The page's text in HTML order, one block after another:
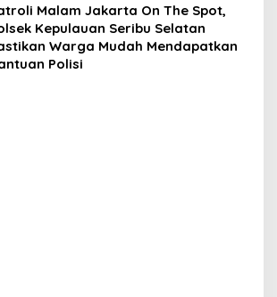
Malam Jakarta On The Spot,
Kepulauan Seribu Selatan
Warga Mudah Mendapatkan
Polisi